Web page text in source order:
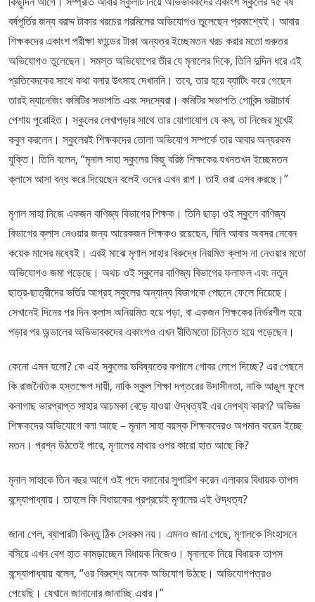
বর্ষপূর্তির জন্য বরাদ্দ টাকার খরচের গরমিলের অভিযোগও তুলেছেন প্রকাশ্যেই। আবার
শিক্ষকদের একাংশ পরীক্ষা ফান্ডের টাকা অন্যত্র ইচ্ছেমতন খরচ করার মতো গুরুতর
অভিযোগও তুলেছেন। সমস্ত অভিযোগের তীর যে মৃনালের দিকে, তিনি দুদিন ধরে এই
প্রতিবেদকের সাথে কথা বলার উৎসাহ দেখাননি। তবে, তার হয়ে ব্যাটিং করে গেছেন
তারই ম্যানেজিং কমিটির সভাপতি এবং সদস্যেরা। কমিটির সভাপতি গোবিন্দ ভট্টাচার্য
পেশায় পুরোহিত। স্কুলের লেখাপড়ার সাথে তার যোগাযোগ যে কম, তা নিজের মুখেই
কবুল করলেন। স্কুলেরই শিক্ষকদের তোলা অভিযোগ সম্পর্কে তার আবার অন্যরকম
যুক্তি। তিনি বলেন, “মৃনাল সাহা স্কুলের কিছু বরিষ্ঠ শিক্ষকের যখনতখন ইচ্ছেমতন
ক্লাসে আসা বন্ধ করে দিয়েছেন বলেই ওদের এখন রাগ। তাই ওরা এসব করছে।”
মৃণাল সাহা নিজে একজন বাণিজ্য বিভাগের শিক্ষক। তিনি ছাড়া ওই স্কুলে বাণিজ্য
বিভাগের ক্লাস নেওয়ার জন্য আরেকজন শিক্ষকও রয়েছেন, যিনি আবার অবসর নেবেন
কয়েক মাসের মধ্যেই। এরই মাঝে মৃণাল সাহার বিরুদ্ধে নিয়মিত ক্লাস না নেওয়ার মতো
অভিযোগও জমা পড়েছে। অথচ ওই স্কুলের বাণিজ্য বিভাগের ফলাফল এবং নতুন
ছাত্র-ছাত্রীদের ভর্তির আগ্রহ স্কুলের অন্যান্য বিভাগকে পেছনে ফেলে দিয়েছে।
সেখানেই দিনের পর দিন ক্লাস অনিয়মিত হয়ে পড়া, বা একজন শিক্ষকের নির্ভরশীল হয়ে
পড়ার পর অন্ডালের অভিভাবকদের একাংশও এখন রীতিমতো চিন্তিত হয়ে পড়েছেন।
কেনো এমন হলো? কে এই স্কুলের ভবিষ্যতের কপালে গোবর লেপে দিচ্ছে? এর পেছনে
কি রাজনৈতিক হস্তক্ষেপ দায়ী, নাকি স্কুল শিক্ষা দপ্তরের উদাসীনতা, নাকি আঙুল ফুলে
কলাগাছ ভারপ্রাপ্ত সাহার আচমকা বেড়ে যাওয়া ঔদ্ধত্যই এর নেপথ্য কারণ? অভিজ্ঞ
শিক্ষকদের অভিযোগে বলা আছে – মৃনাল সাহা বয়স্ক শিক্ষকদেরও অপমান করেন ইচ্ছে
মতন। প্রশ্ন উঠতেই পারে, মৃণালের মাথার ওপর কারো হাত আছে কি?
মৃনাল সাহাকে তিন বছর আগে ওই পদে বসানোর সুপারিশ করেন এলাকার বিধায়ক তাপস
বন্দ্যোপাধ্যায়। তাহলে কি বিধায়কের প্রশ্রয়েই মৃণালের এই ঔদ্ধত্য?
জানা গেল, ব্যাপারটা কিন্তু ঠিক সেরকম নয়। এমনও জানা গেছে, মৃণালকে সিংহাসনে
বসিয়ে এখন বেশ হাত কামড়াচ্ছেন বিধায়ক নিজেও। মৃনালকে নিয়ে বিধায়ক তাপস
বন্দ্যোপাধ্যায় বলেন, “ওর বিরুদ্ধে অনেক অভিযোগ উঠছে। অভিযোগপত্রও
পেয়েছি। যেখানে জানানোর জানাচ্ছি এবার।”